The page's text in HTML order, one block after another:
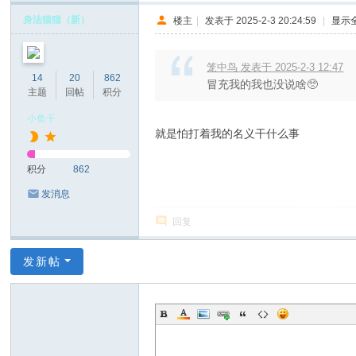
身法猫猫（新）
14
主题
20
回帖
862
积分
小鱼干
积分 862
发消息
楼主 | 发表于 2025-2-3 20:24:59 | 显示
笼中鸟 发表于 2025-2-3 12:47
冒充我的我也没说啥🥺
就是怕打着我的名义干什么事
回复
发新帖